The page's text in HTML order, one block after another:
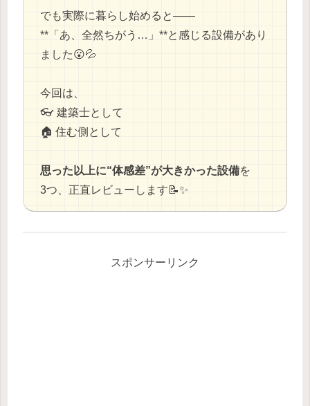
でも実際に暮らし始めると——
**「あ、全然ちがう…」**と感じる設備があり
ました😮💦
今回は、
👓 建築士として
🏠 住む側として
思った以上に“体感差”が大きかった設備を
3つ、正直レビューします📝✨
スポンサーリンク